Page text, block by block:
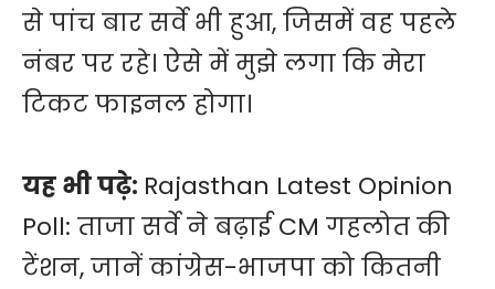
से पांच बार सर्वे भी हुआ, जिसमें वह पहले
नंबर पर रहे। ऐसे में मुझे लगा कि मेरा
टिकट फाइनल होगा।
यह भी पढ़े: Rajasthan Latest Opinion
Poll: ताजा सर्वे ने बढ़ाई CM गहलोत की
टेंशन, जानें कांग्रेस-भाजपा को कितनी